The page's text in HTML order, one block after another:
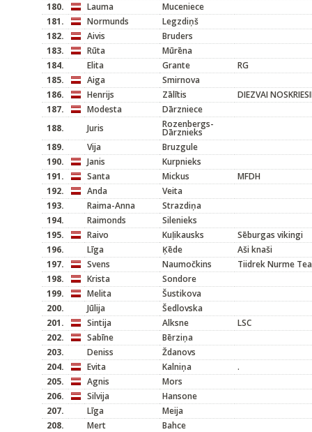
180.
Lauma
Muceniece
181.
Normunds
Legzdiņš
182.
Aivis
Bruders
183.
Rūta
Mūrēna
184.
Elita Grante
RG
185.
Aiga
Smirnova
186.
Henrijs Zālītis
DIEZVAI
187.
Modesta
Dārzniece
188.
Juris Rozenbergs-
Dārznieks
189.
Vija
Bruzgule
190.
Janis
Kurpnieks
191.
Santa Mickus
MFDH
192.
Anda
Veita
193.
Raima-Anna
Strazdiņa
194.
Raimonds
Silenieks
195.
Raivo Kuļikausks
Sēburgas vikingi
196.
Līga Ķēde
Aši knaši
197.
Svens Naumočkins
Tiidrek Nurme
198.
Krista
Sondore
199.
Melita
Šustikova
200.
Jūlija
Šedlovska
201.
Sintija Alksne
LSC
202.
Sabīne
Bērziņa
203.
Deniss
Ždanovs
204.
Evita Kalniņa
.
205.
Agnis
Mors
206.
Silvija
Hansone
207.
Līga
Meija
208.
Mert
Bahce